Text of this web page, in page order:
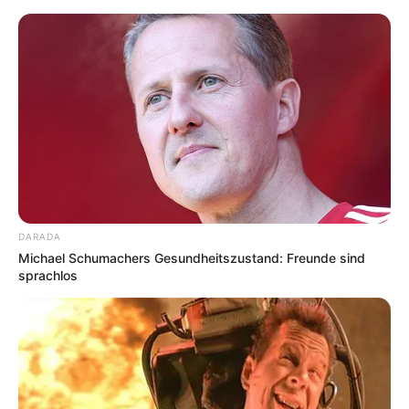
Fahrradtouren mit dem ADFC für Hamm und
Empfehlungen für Fahrradrouten
DARADA
Michael Schumachers Gesundheitszustand: Freunde sind
sprachlos